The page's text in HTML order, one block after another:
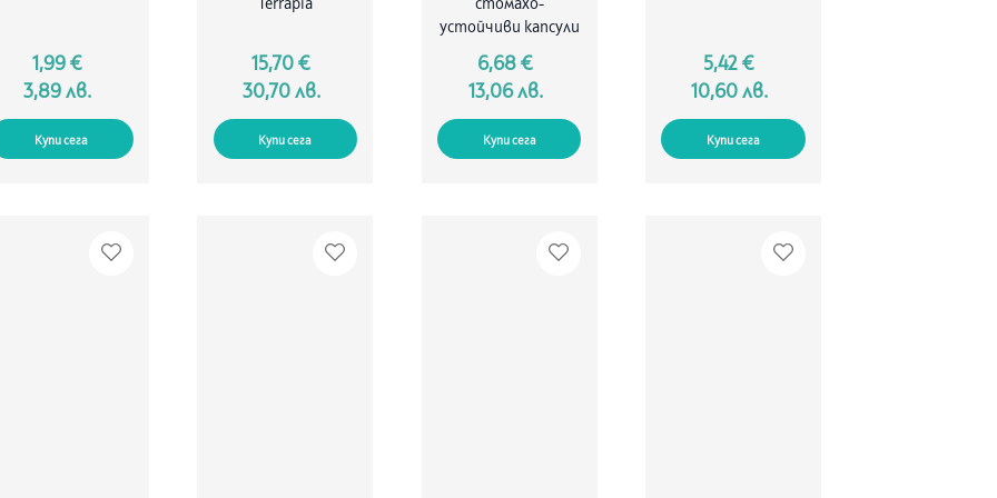
1,99 €
3,89 лв.
Купи сега
Terrapia
15,70 €
30,70 лв.
Купи сега
стомахо-
устойчиви капсули
6,68 €
13,06 лв.
Купи сега
5,42 €
10,60 лв.
Купи сега